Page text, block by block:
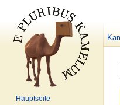
Hauptseite